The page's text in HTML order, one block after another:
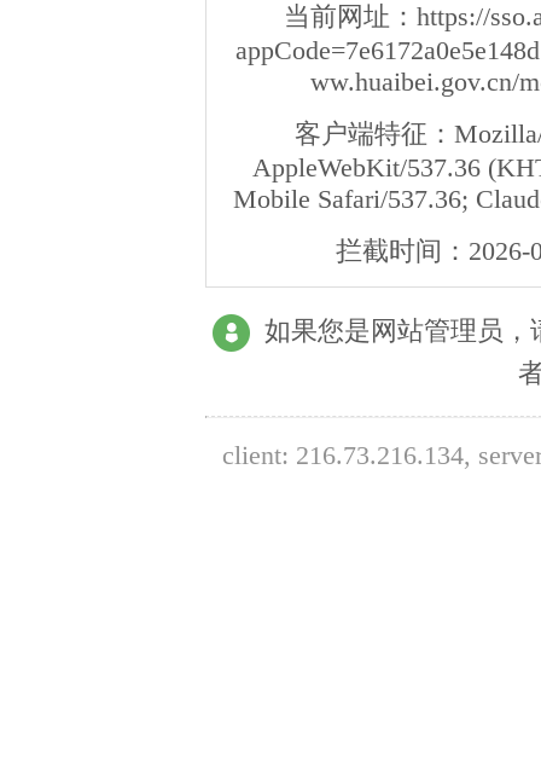
当前网址： https://
ww.huaibei.gov.cn/
客户端特征：
AppleWebKit/537.36
Mobile Safari/537.36;
拦截时间： 2026-
如果您是网站管理员
client: 216.73.216.134,